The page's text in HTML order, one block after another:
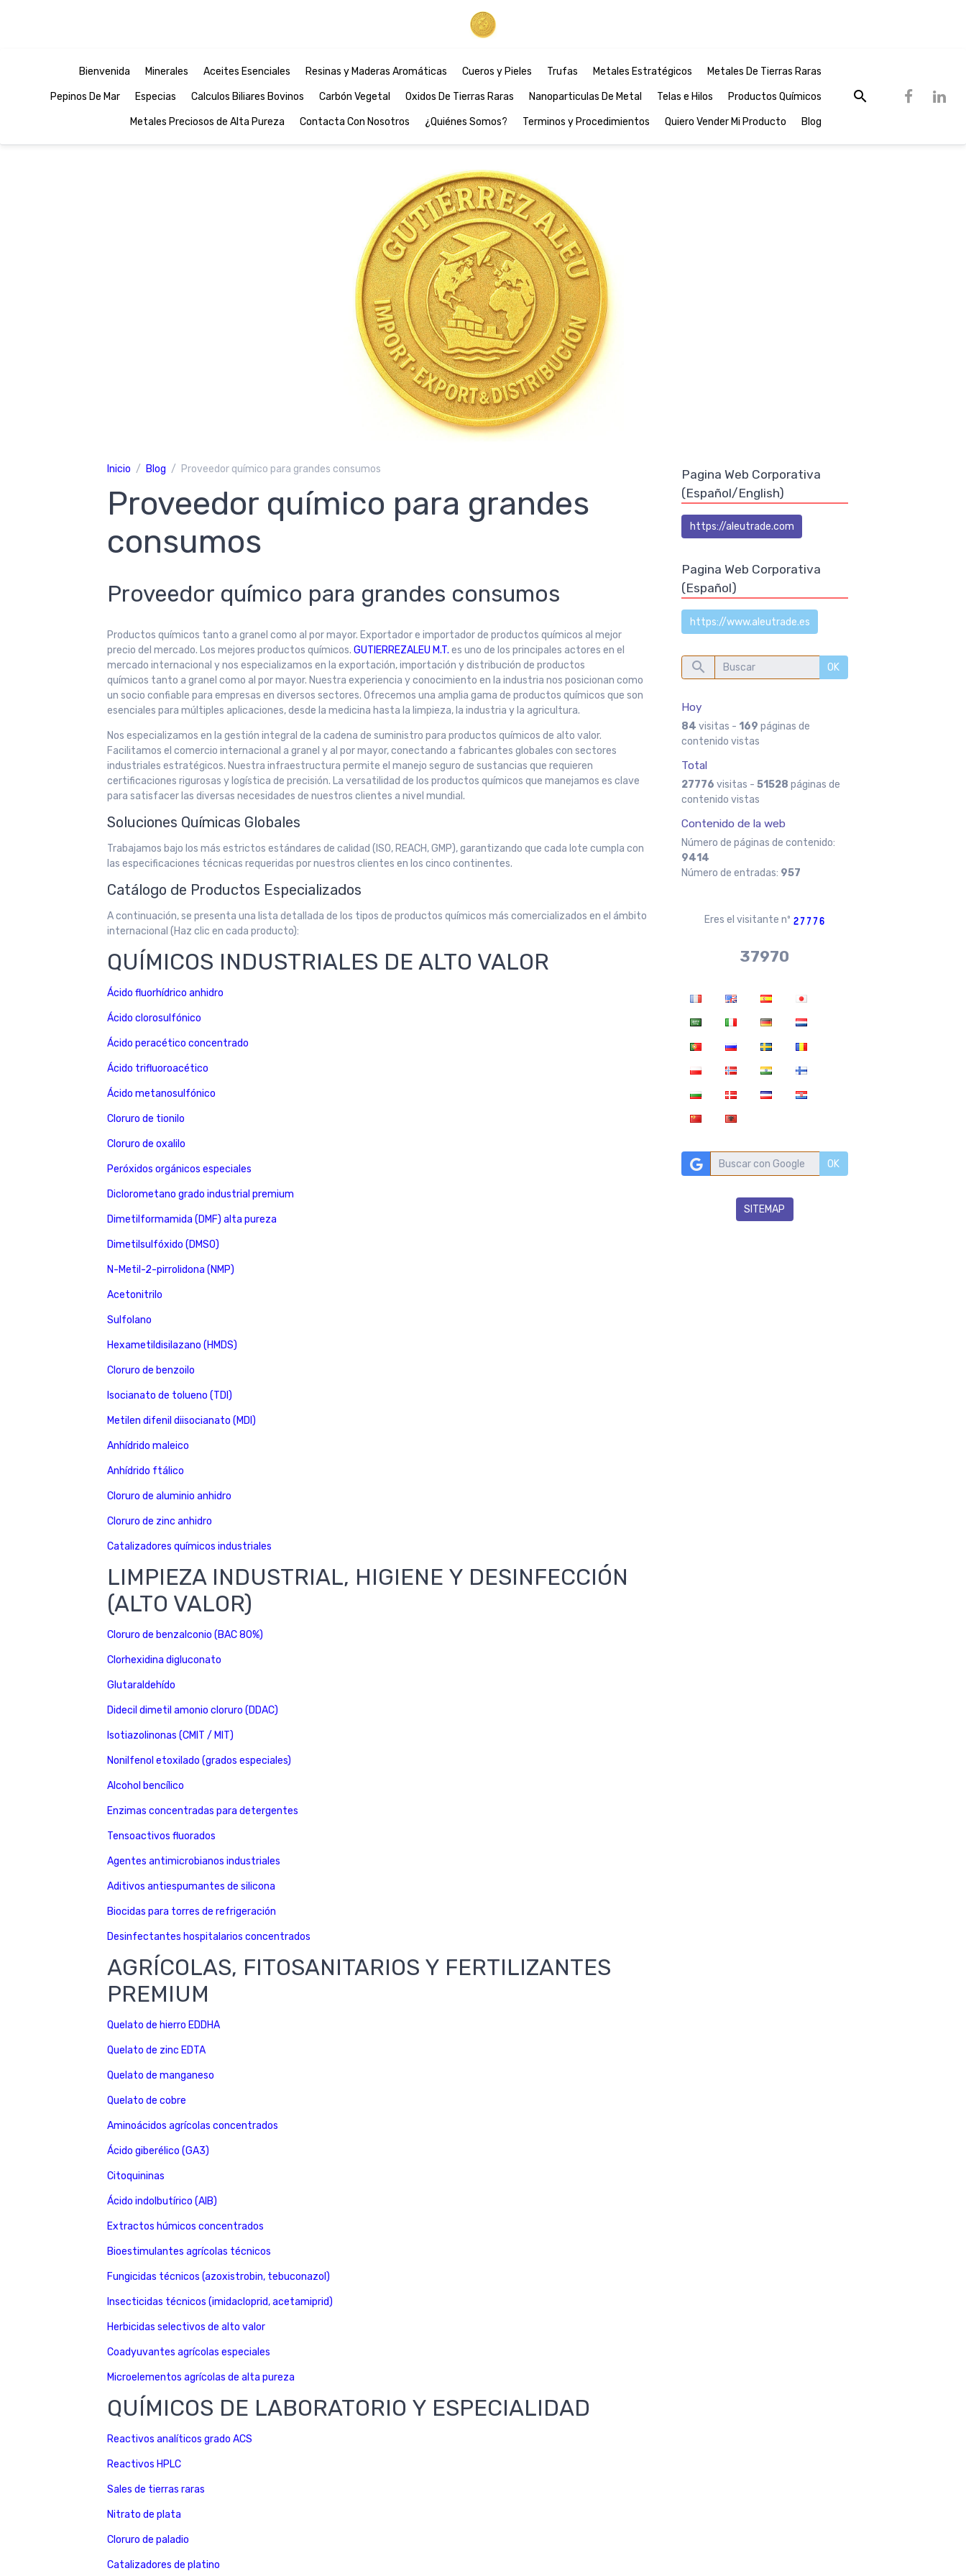
Bienvenida Minerales Aceites Esenciales Resinas y Maderas Aromáticas Cueros y Pieles Trufas Metales Estratégicos Metales De Tierras Raras
Pepinos De Mar Especias Calculos Biliares Bovinos Carbón Vegetal Oxidos De Tierras Raras Nanoparticulas De Metal Telas e Hilos Productos Químicos
Metales Preciosos de Alta Pureza Contacta Con Nosotros ¿Quiénes Somos? Terminos y Procedimientos Quiero Vender Mi Producto Blog
Inicio Blog Proveedor químico para grandes consumos
Proveedor químico para grandes
consumos
Proveedor químico para grandes consumos
Productos químicos tanto a granel como al por mayor. Exportador e importador de productos químicos al mejor
precio del mercado. Los mejores productos químicos.GUTIERREZALEU M.T. es uno de los principales actores en el
mercado internacional y nos especializamos en la exportación, importación y distribución de productos
químicos tanto a granel como al por mayor. Nuestra experiencia y conocimiento en la industria nos posicionan como
un socio confiable para empresas en diversos sectores. Ofrecemos una amplia gama de productos químicos que son
esenciales para múltiples aplicaciones, desde la medicina hasta la limpieza, la industria y la agricultura.
Nos especializamos en la gestión integral de la cadena de suministro para productos químicos de alto valor.
Facilitamos el comercio internacional a granel y al por mayor, conectando a fabricantes globales con sectores
industriales estratégicos. Nuestra infraestructura permite el manejo seguro de sustancias que requieren
certificaciones rigurosas y logística de precisión. La versatilidad de los productos químicos que manejamos es clave
para satisfacer las diversas necesidades de nuestros clientes a nivel mundial.
Soluciones Químicas Globales
Trabajamos bajo los más estrictos estándares de calidad (ISO, REACH, GMP), garantizando que cada lote cumpla con
las especificaciones técnicas requeridas por nuestros clientes en los cinco continentes.
Catálogo de Productos Especializados
A continuación, se presenta una lista detallada de los tipos de productos químicos más comercializados en el ámbito
internacional (Haz clic en cada producto):
QUÍMICOS INDUSTRIALES DE ALTO VALOR
Ácido fluorhídrico anhidro
Ácido clorosulfónico
Ácido peracético concentrado
Ácido trifluoroacético
Ácido metanosulfónico
Cloruro de tionilo
Cloruro de oxalilo
Peróxidos orgánicos especiales
Diclorometano grado industrial premium
Dimetilformamida (DMF) alta pureza
Dimetilsulfóxido (DMSO)
N-Metil-2-pirrolidona (NMP)
Acetonitrilo
Sulfolano
Hexametildisilazano (HMDS)
Cloruro de benzoilo
Isocianato de tolueno (TDI)
Metilen difenil diisocianato (MDI)
Anhídrido maleico
Anhídrido ftálico
Cloruro de aluminio anhidro
Cloruro de zinc anhidro
Catalizadores químicos industriales
LIMPIEZA INDUSTRIAL, HIGIENE Y DESINFECCIÓN
(ALTO VALOR)
Cloruro de benzalconio (BAC 80%)
Clorhexidina digluconato
Glutaraldehído
Didecil dimetil amonio cloruro (DDAC)
Isotiazolinonas (CMIT / MIT)
Nonilfenol etoxilado (grados especiales)
Alcohol bencílico
Enzimas concentradas para detergentes
Tensoactivos fluorados
Agentes antimicrobianos industriales
Aditivos antiespumantes de silicona
Biocidas para torres de refrigeración
Desinfectantes hospitalarios concentrados
AGRÍCOLAS, FITOSANITARIOS Y FERTILIZANTES
PREMIUM
Quelato de hierro EDDHA
Quelato de zinc EDTA
Quelato de manganeso
Quelato de cobre
Aminoácidos agrícolas concentrados
Ácido giberélico (GA3)
Citoquininas
Ácido indolbutírico (AIB)
Extractos húmicos concentrados
Bioestimulantes agrícolas técnicos
Fungicidas técnicos (azoxistrobin, tebuconazol)
Insecticidas técnicos (imidacloprid, acetamiprid)
Herbicidas selectivos de alto valor
Coadyuvantes agrícolas especiales
Microelementos agrícolas de alta pureza
QUÍMICOS DE LABORATORIO Y ESPECIALIDAD
Reactivos analíticos grado ACS
Reactivos HPLC
Sales de tierras raras
Nitrato de plata
Cloruro de paladio
Catalizadores de platino
Pagina Web Corporativa
(Español/English)
https://aleutrade.com
Pagina Web Corporativa
(Español)
https://www.aleutrade.es
OK
Hoy
84 visitas - 169 páginas de
contenido vistas
Total
27776 visitas -51528 páginas de
contenido vistas
Contenido de la web
Número de páginas de contenido:
9414
Número de entradas: 957
Eres el visitante nº
37970
OK
SITEMAP